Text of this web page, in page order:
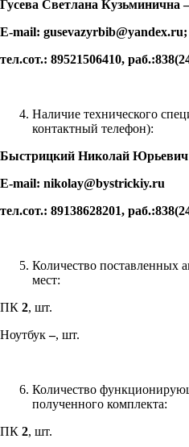
Гусева Светлана Кузьминична
E-mail: gusevazyrbib@yandex.ru;
тел.сот.: 89521506410,
Наличие технического
контактный телефон):
Быстрицкий Николай Юрьевич
E-mail: nikolay@bystrickiy.ru
тел.сот.: 89138628201,
Количество поставленных
мест:
ПК 2, шт.
Ноутбук–, шт.
Количество
полученного комплекта:
ПК 2, шт.